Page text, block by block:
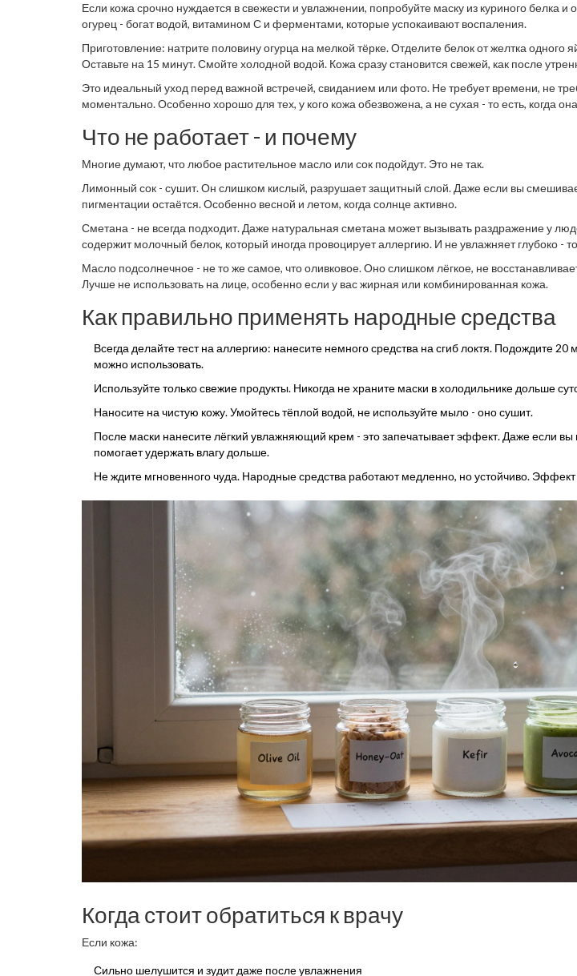
Если кожа срочно нуждается в свежести и увлажнении, попробуйте маску из куриного белка и
огурец - богат водой, витамином С и ферментами, которые успокаивают воспаления.
Приготовление: натрите половину огурца на мелкой тёрке. Отделите белок от желтка
Оставьте на 15 минут. Смойте холодной водой. Кожа сразу становится свежей, как после
Это идеальный уход перед важной встречей, свиданием или фото. Не требует времени, не
моментально. Особенно хорошо для тех, у кого кожа обезвожена, а не сухая - то есть, когда
Что не работает - и почему
Многие думают, что любое растительное масло или сок подойдут. Это не так.
Лимонный сок - сушит. Он слишком кислый, разрушает защитный слой. Даже если вы
пигментации остаётся. Особенно весной и летом, когда солнце активно.
Сметана - не всегда подходит. Даже натуральная сметана может вызывать раздражение у
содержит молочный белок, который иногда провоцирует аллергию. И не увлажняет глубоко -
Масло подсолнечное - не то же самое, что оливковое. Оно слишком лёгкое, не
Лучше не использовать на лице, особенно если у вас жирная или комбинированная кожа.
Как правильно применять народные средства
Всегда делайте тест на аллергию: нанесите немного средства на сгиб локтя. Подождите 20
можно использовать.
Используйте только свежие продукты. Никогда не храните маски в холодильнике дольше
Наносите на чистую кожу. Умойтесь тёплой водой, не используйте мыло - оно сушит.
После маски нанесите лёгкий увлажняющий крем - это запечатывает эффект. Даже если вы
помогает удержать влагу дольше.
Не ждите мгновенного чуда. Народные средства работают медленно, но устойчиво.
Когда стоит обратиться к врачу
Если кожа:
Сильно шелушится и зудит даже после увлажнения